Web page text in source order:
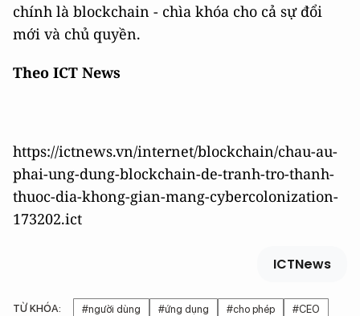
chính là blockchain - chìa khóa cho cả sự đổi
mới và chủ quyền.
Theo ICT News
https://ictnews.vn/internet/blockchain/chau-au-
phai-ung-dung-blockchain-de-tranh-tro-thanh-
thuoc-dia-khong-gian-mang-cybercolonization-
173202.ict
ICTNews
TỪ KHÓA: #người dùng #ứng dụng #cho phép
#CEO